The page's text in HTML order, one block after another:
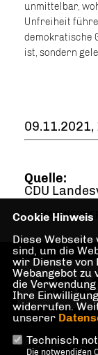
unmittelbar,
Unfreiheit
demokratische
ist, sondern
09.11.2021,
Quelle:
CDU
KAI WEGNER
DATENSCHUTZ
Cookie Hinweis
Diese
sind, um die
wir Dienste von
Webangebot
die
Ihre
widerrufen.
unserer
Technisch
Die notwendigen